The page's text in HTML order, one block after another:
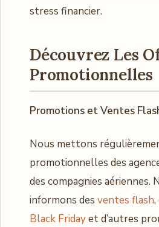
stress financier.
Découvrez Les
Promotionnelles
Promotions et Ventes
Nous mettons
promotionnelles des
des compagnies aériennes.
informons des ventes flash
Black Fridayet d’autres